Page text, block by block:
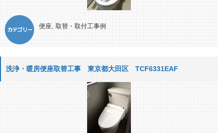
便座, 取替・取付工事例
洗浄・暖房便座取替工事 東京都大田区 TCF6331EAF